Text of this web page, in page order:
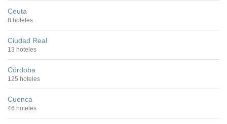
Ceuta
8 hoteles
Ciudad Real
13 hoteles
Córdoba
125 hoteles
Cuenca
46 hoteles